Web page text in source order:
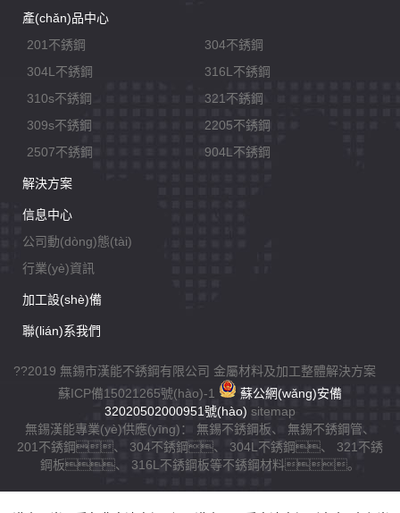
產(chǎn)品中心
201不銹鋼
304不銹鋼
304L不銹鋼
316L不銹鋼
310s不銹鋼
321不銹鋼
309s不銹鋼
2205不銹鋼
2507不銹鋼
904L不銹鋼
解決方案
信息中心
公司動(dòng)態(tài)
行業(yè)資訊
加工設(shè)備
聯(lián)系我們
??2019 無錫市漢能不銹鋼有限公司 金屬材料及加工整體解決方案
蘇ICP備15021265號(hào)-1
蘇公網(wǎng)安備
32020502000951號(hào) sitemap
無錫漢能專業(yè)供應(yīng)： 無錫不銹鋼板、 無錫不銹鋼管、
201不銹鋼、 304不銹鋼、 304L不銹鋼、 321不銹
鋼板、 316L不銹鋼板等不銹鋼材料。